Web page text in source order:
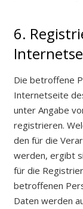
6.
Die betroffene
Internetseite
unter Angabe
registrieren.
den für die
werden, ergibt
für die
betroffenen
Daten werden